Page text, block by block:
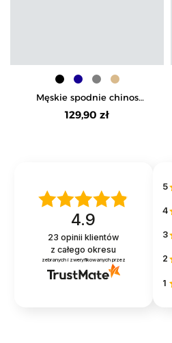
Męskie spodnie chinos
bawełniane z prostą nogawką
129,90 zł
4.9
23 opinii klientów
z całego okresu
zebranych i zweryfikowanych przez
5
4
3
2
1